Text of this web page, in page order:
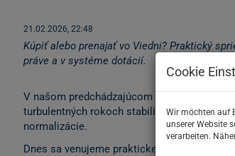
21.02.2026, 22:48
Kúpiť alebo prenajať vo Viedni? Praktický
práve a v systéme dotácií.
V našom predchádzajúcom článku sme
turbulentných rokoch stabilizoval a prečo
normalizácie.
Dnes sa venujeme praktickej otázke, ktorú
Cookie
Wir möchten auf
unserer Website
verarbeiten.